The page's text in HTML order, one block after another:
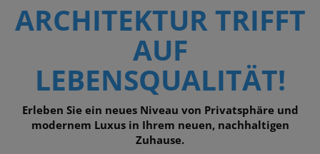
ARCHITEKTUR TRIFFT
AUF
LEBENSQUALITÄT!
Erleben Sie ein neues Niveau von Privatsphäre und
modernem Luxus in Ihrem neuen, nachhaltigen
Zuhause.